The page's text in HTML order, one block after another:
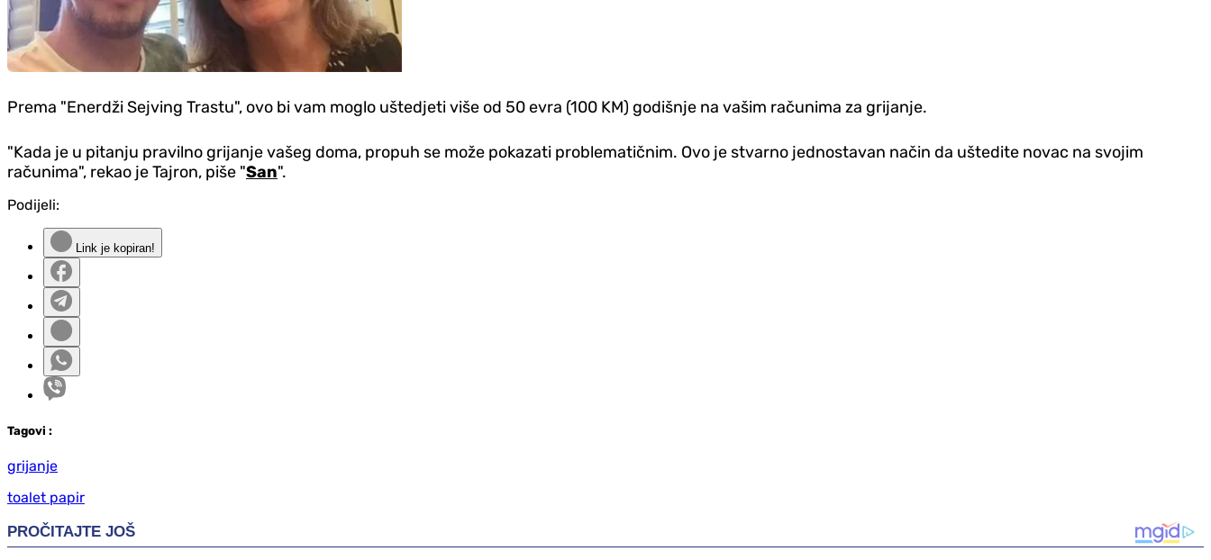
Prema "Enerdži Sejving Trastu", ovo bi vam moglo uštedjeti više od 50 evra (100 KM) godišnje na vašim računima za grijanje.
"Kada je u pitanju pravilno grijanje vašeg doma, propuh se može pokazati problematičnim. Ovo je stvarno jednostavan način da uštedite novac na svojim
računima", rekao je Tajron, piše "San".
Podijeli:
Link je kopiran!
Tagovi :
grijanje
toalet papir